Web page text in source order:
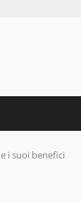
i suoi benefici